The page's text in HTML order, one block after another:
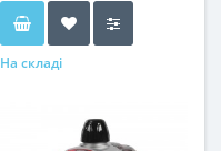
На складі